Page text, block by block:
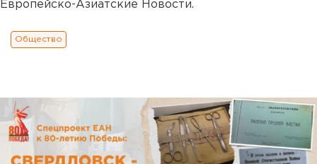
Европейско-Азиатские Новости.
Общество